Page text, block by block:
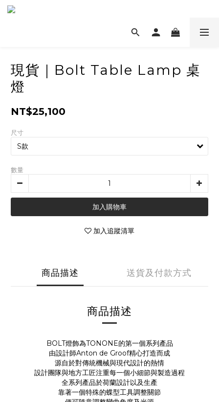
現貨｜Bolt Table Lamp 桌
燈
NT$25,100
尺寸
數量
加入購物車
加入追蹤清單
商品描述 送貨及付款方式
商品描述
BOLT燈飾為TONONE的第一個系列產品
由設計師Anton de Groof精心打造而成
源自於對傳統機械與現代設計的熱情
設計團隊與地方工匠注重每一個小細節與製造過程
全系列產品於荷蘭設計以及生產
靠著一個特殊的蝶型工具調整關節